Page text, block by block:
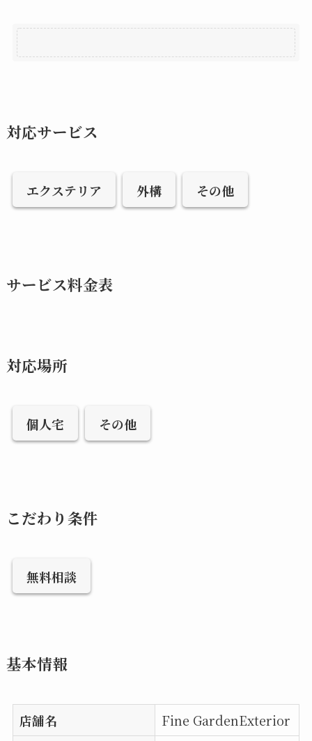
対応サービス
エクステリア 外構 その他
サービス料金表
対応場所
個人宅 その他
こだわり条件
無料相談
基本情報
店舗名 Fine GardenExterior